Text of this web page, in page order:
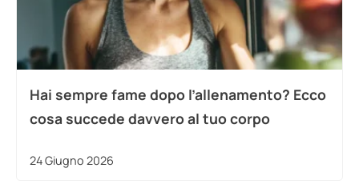
Hai sempre fame dopo l’allenamento? Ecco
cosa succede davvero al tuo corpo
24 Giugno 2026